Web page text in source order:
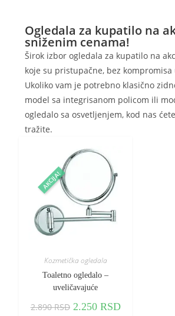
Ogledala za kupatilo na
sniženim cenama!
Širok izbor ogledala za kupatilo na
koje su pristupačne, bez
Ukoliko vam je potrebno klasično
model sa integrisanom policom ili
ogledalo sa osvetljenjem, kod nas
tražite.
AKCIJA!
Kozmetička ogledala
Toaletno ogledalo –
uveličavajuće
2.890RSD 2.250 RSD